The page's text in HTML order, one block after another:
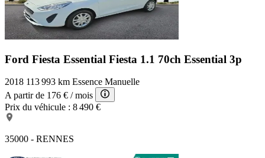
Ford Fiesta Essential Fiesta 1.1 70ch Essential 3p
2018 113 993 km Essence Manuelle
A partir de 176 € / mois
Prix du véhicule : 8 490 €
35000 - RENNES